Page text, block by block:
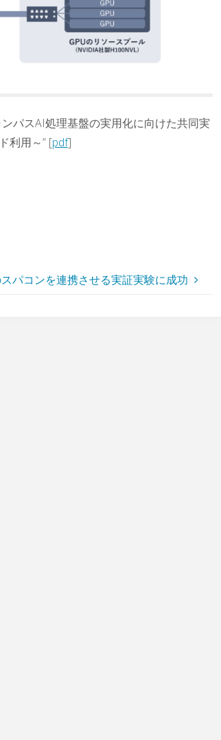
パスAI処理基盤の実用化に向けた共同実
利用～” [pdf]
パコンを連携させる実証実験に成功